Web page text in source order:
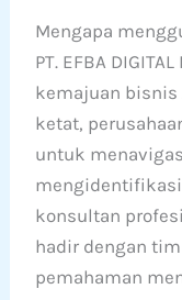
Mengapa
PT. EFBA
kemajuan bisnis
ketat,
untuk
konsultan
hadir dengan
pemahaman